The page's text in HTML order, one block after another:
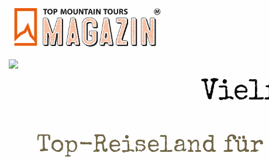
Top-Reiseland